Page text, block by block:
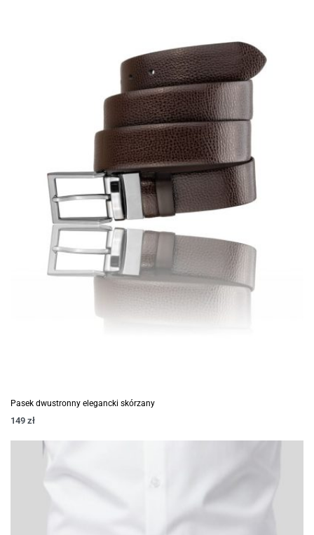
Pasek dwustronny elegancki skórzany
149 zł